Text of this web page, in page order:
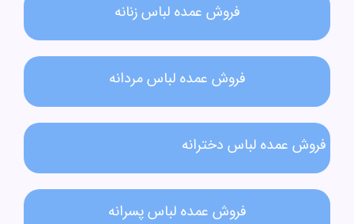
فروش عمده لباس زنانه​
فروش عمده لباس مردانه​
فروش عمده لباس دخترانه​
فروش عمده لباس پسرانه